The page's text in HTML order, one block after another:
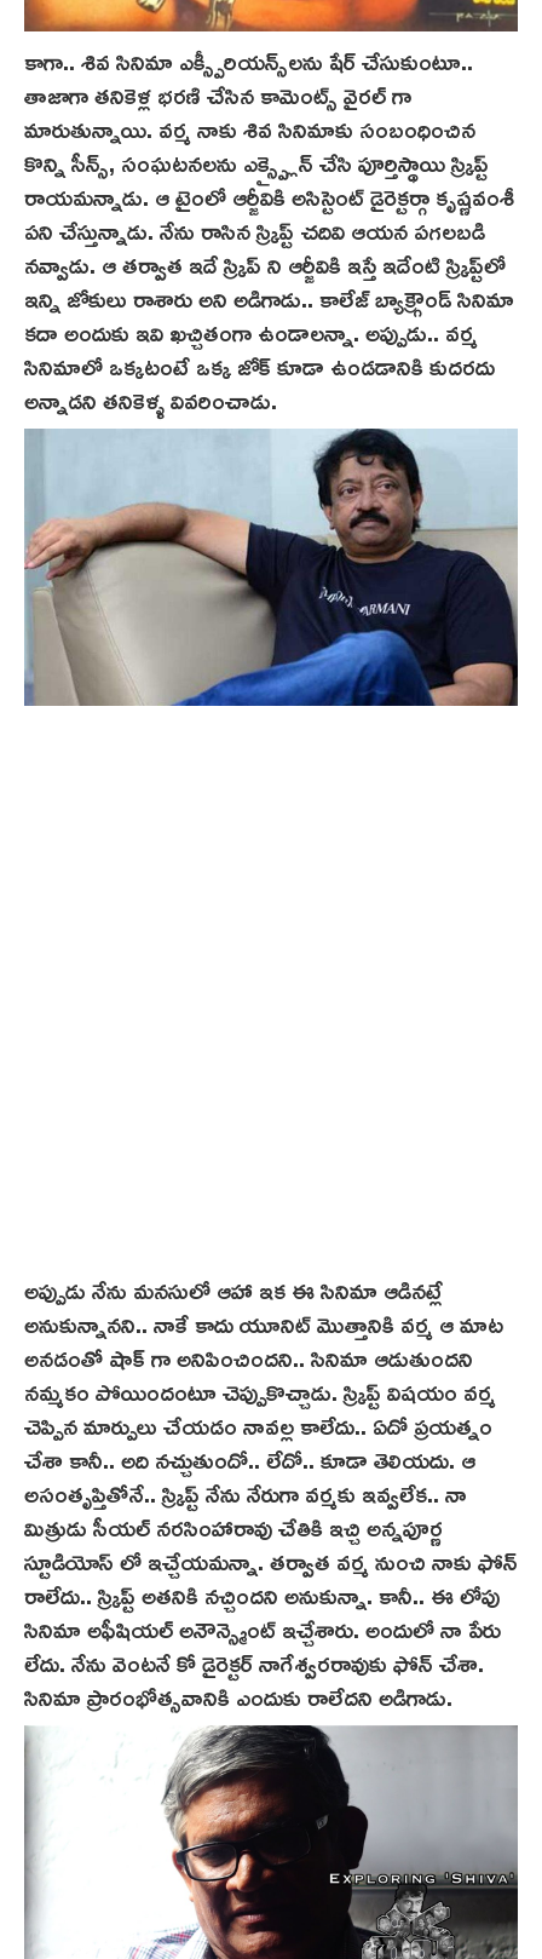
కాగా.. శివ సినిమా ఎక్స్పీరియన్స్‌లను షేర్ చేసుకుంటూ..
తాజాగా తనికెళ్ల భరణి చేసిన కామెంట్స్ వైరల్ గా
మారుతున్నాయి. వర్మ నాకు శివ సినిమాకు సంబంధించిన
కొన్ని సీన్స్, సంఘటనలను ఎక్స్ప్లైన్ చేసి పూర్తిస్థాయి స్క్రిప్ట్
రాయ‌మ‌న్నాడు. ఆ టైంలో ఆర్జీవికి అసిస్టెంట్ డైరెక్టర్గా కృష్ణవంశీ
పని చేస్తున్నాడు. నేను రాసిన స్క్రిప్ట్ చదివి ఆయన పగలబడి
నవ్వాడు. ఆ తర్వాత ఇదే స్క్రిప్ ని ఆర్జీవికి ఇస్తే ఇదేంటి స్క్రిప్ట్‌లో
ఇన్ని జోకులు రాశారు అని అడిగాడు.. కాలేజ్ బ్యాక్గ్రౌండ్ సినిమా
కదా అందుకు ఇవి ఖచ్చితంగా ఉండాలన్నా. అప్పుడు.. వర్మ
సినిమాలో ఒక్కటంటే ఒక్క జోక్ కూడా ఉండడానికి కుదరదు
అన్నాడని త‌నికెళ్ళ వివ‌రించాడు.
అప్పుడు నేను మనసులో ఆహా ఇక ఈ సినిమా ఆడినట్లే
అనుకున్నానని.. నాకే కాదు యూనిట్ మొత్తానికి వర్మ ఆ మాట
అనడంతో షాక్ గా అనిపించిందని.. సినిమా ఆడుతుందని
నమ్మకం పోయిందంటూ చెప్పుకొచ్చాడు. స్క్రిప్ట్‌ విషయం వర్మ
చెప్పిన మార్పులు చేయడం నావల్ల కాలేదు.. ఏదో ప్రయత్నం
చేశా కానీ.. అది నచ్చుతుందో.. లేదో.. కూడా తెలియదు. ఆ
అసంతృప్తితోనే.. స్క్రిప్ట్ నేను నేరుగా వర్మకు ఇవ్వలేక.. నా
మిత్రుడు సీయల్ నరసింహారావు చేతికి ఇచ్చి అన్నపూర్ణ
స్టూడియోస్ లో ఇచ్చేయమన్నా. తర్వాత వర్మ నుంచి నాకు ఫోన్
రాలేదు.. స్క్రిప్ట్ అతనికి నచ్చిందని అనుకున్నా. కానీ.. ఈ లోపు
సినిమా అఫీషియల్ అనౌన్స్మెంట్ ఇచ్చేశారు. అందులో నా పేరు
లేదు. నేను వెంటనే కో డైరెక్టర్ నాగేశ్వరరావుకు ఫోన్ చేశా.
సినిమా ప్రారంభోత్సవానికి ఎందుకు రాలేదని అడిగాడు.